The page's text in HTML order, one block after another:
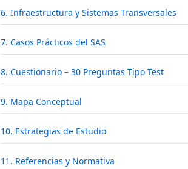
6. Infraestructura y Sistemas Transversales
7. Casos Prácticos del SAS
8. Cuestionario – 30 Preguntas Tipo Test
9. Mapa Conceptual
10. Estrategias de Estudio
11. Referencias y Normativa